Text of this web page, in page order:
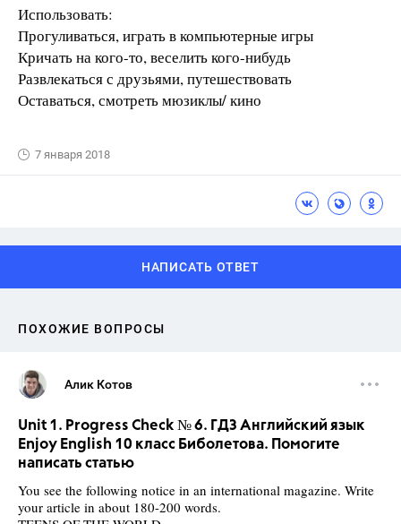
Использовать:
Прогуливаться, играть в компьютерные игры
Кричать на кого-то, веселить кого-нибудь
Развлекаться с друзьями, путешествовать
Оставаться, смотреть мюзиклы/ кино
7 января 2018
НАПИСАТЬ ОТВЕТ
ПОХОЖИЕ ВОПРОСЫ
Алик Котов
Unit 1. Progress Check № 6. ГДЗ Английский язык
Enjoy English 10 класс Биболетова. Помогите
написать статью
You see the following notice in an international magazine. Write
your article in about 180-200 words.